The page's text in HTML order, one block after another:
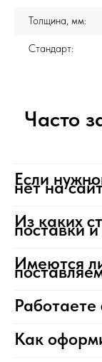
Толщина, мм:
Стандарт:
Часто
Если
нет на
Из каких
поставки
Имеются
Как